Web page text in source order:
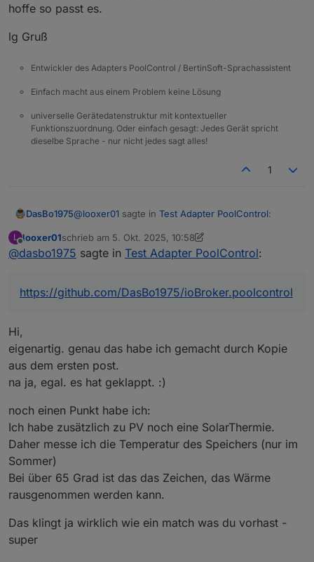
hoffe so passt es.
lg Gruß
Entwickler des Adapters PoolControl / BertinSoft-Sprachassistent
Einfach macht aus einem Problem keine Lösung
universelle Gerätedatenstruktur mit kontextueller
Funktionszuordnung. Oder einfach gesagt: Jedes Gerät spricht
dieselbe Sprache - nur nicht jedes sagt alles!
1
DasBo1975@looxer01 sagte in Test Adapter PoolControl:
Hi,
freut mich, dass du den PoolControl-Adapter
Konzept – auch wenn noch nicht alles umgesetzt
ist, was du beschrieben hast.
Automatische, manuelle und zeitgesteuerte
Pumpensteuerung
Temperaturverwaltung mit mehreren Sensoren
Solarsteuerung (Kollektor ↔ Pool, einstellbare
Grenzen)
Frostschutz, Rückspülung, Wartungsmodus
Verbrauchs- und Kostenberechnung
Statusübersicht mit Live-Text und JSON-Daten
L
Offline
looxer01schrieb am 5. Okt. 2025, 10:58
zuletzt editiert von looxer0110. Mai 2025, 13:00
@dasbo1975 sagte in Test Adapter PoolControl:
https://github.com/DasBo1975/ioBroker.poolcontrol
Hi,
eigenartig. genau das habe ich gemacht durch Kopie
aus dem ersten post.
na ja, egal. es hat geklappt. :)
noch einen Punkt habe ich:
Ich habe zusätzlich zu PV noch eine SolarThermie.
Daher messe ich die Temperatur des Speichers (nur im
Sommer)
Bei über 65 Grad ist das das Zeichen, das Wärme
rausgenommen werden kann.
Das klingt ja wirklich wie ein match was du vorhast -
super